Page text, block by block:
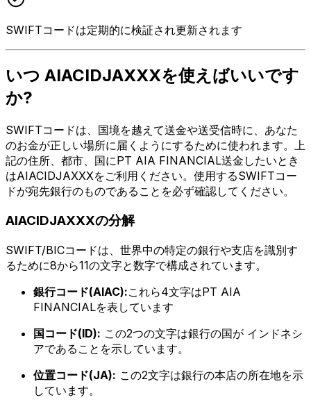
SWIFTコードは定期的に検証され更新されます
いつ AIACIDJAXXXを使えばいいです
か?
SWIFTコードは、国境を越えて送金や送受信時に、あなた
のお金が正しい場所に届くようにするために使われます。上
記の住所、都市、国にPT AIA FINANCIAL送金したいとき
はAIACIDJAXXXをご利用ください。使用するSWIFTコー
ドが宛先銀行のものであることを必ず確認してください。
AIACIDJAXXXの分解
SWIFT/BICコードは、世界中の特定の銀行や支店を識別す
るために8から11の文字と数字で構成されています。
銀行コード(AIAC):これら4文字はPT AIA
FINANCIALを表しています
国コード(ID): この2つの文字は銀行の国が インドネシ
アであることを示しています。
位置コード(JA): この2文字は銀行の本店の所在地を示
しています。